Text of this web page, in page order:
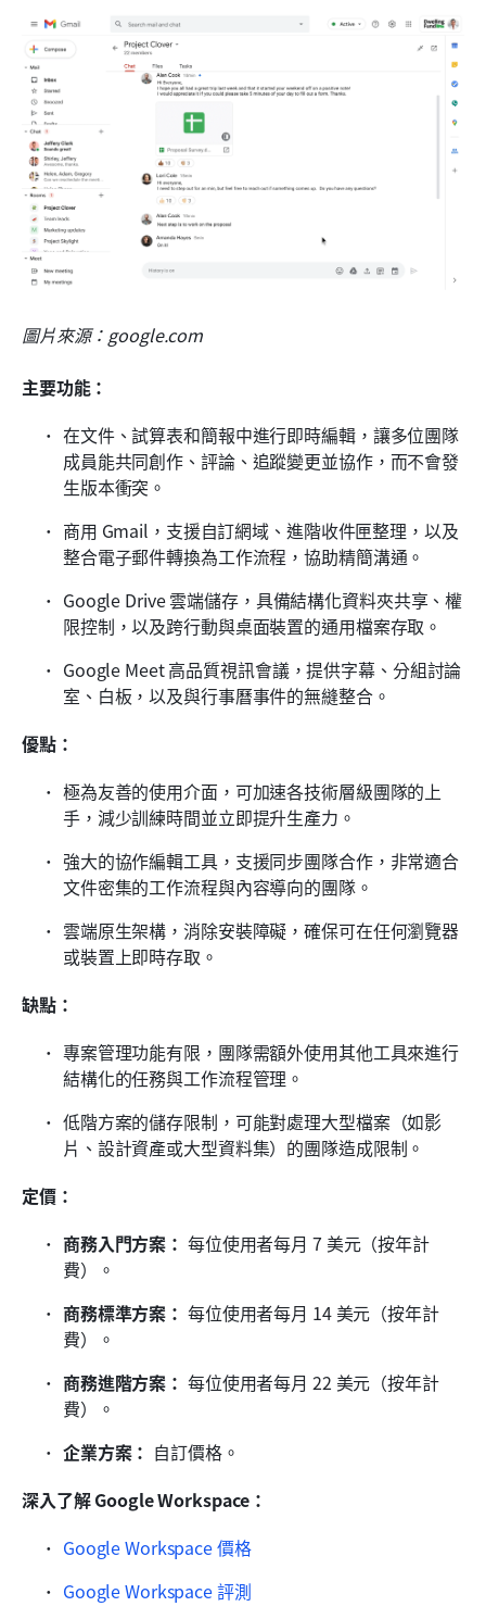
圖片來源：google.com
主要功能：
在文件、試算表和簡報中進行即時編輯，讓多位團隊
成員能共同創作、評論、追蹤變更並協作，而不會發
生版本衝突。
商用 Gmail，支援自訂網域、進階收件匣整理，以及
整合電子郵件轉換為工作流程，協助精簡溝通。
Google Drive 雲端儲存，具備結構化資料夾共享、權
限控制，以及跨行動與桌面裝置的通用檔案存取。
Google Meet 高品質視訊會議，提供字幕、分組討論
室、白板，以及與行事曆事件的無縫整合。
優點：
極為友善的使用介面，可加速各技術層級團隊的上
手，減少訓練時間並立即提升生產力。
強大的協作編輯工具，支援同步團隊合作，非常適合
文件密集的工作流程與內容導向的團隊。
雲端原生架構，消除安裝障礙，確保可在任何瀏覽器
或裝置上即時存取。
缺點：
專案管理功能有限，團隊需額外使用其他工具來進行
結構化的任務與工作流程管理。
低階方案的儲存限制，可能對處理大型檔案（如影
片、設計資產或大型資料集）的團隊造成限制。
定價：
商務入門方案： 每位使用者每月 7 美元（按年計
費）。
商務標準方案： 每位使用者每月 14 美元（按年計
費）。
商務進階方案： 每位使用者每月 22 美元（按年計
費）。
企業方案： 自訂價格。
深入了解 Google Workspace：
Google Workspace 價格
Google Workspace 評測